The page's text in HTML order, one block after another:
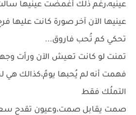
عينيه،رغم ذلك أغمضت عينيها
عينيها الآن آخر صورة كانت عليها
تحكي كم تُحب فاروق...
تمنت لو كانت تعيش الآن ورأت
فهمت أنه لم يُحبها يومً،كذالك هي
التملُك فقط
صمت يقابل صمت،وعيون تقدح